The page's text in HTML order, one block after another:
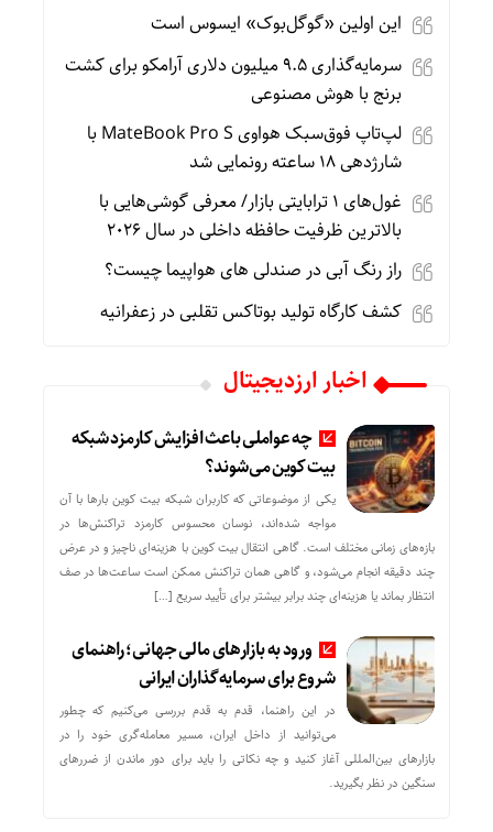
این اولین «گوگل‌بوک» ایسوس است
سرمایه‌گذاری ۹.۵ میلیون دلاری آرامکو برای کشت
برنج با هوش مصنوعی
لپ‌تاپ فوق‌سبک هواوی MateBook Pro S با
شارژدهی ۱۸ ساعته رونمایی شد
غول‌های ۱ ترابایتی بازار/ معرفی گوشی‌هایی با
بالاترین ظرفیت حافظه داخلی در سال ۲۰۲۶
راز رنگ آبی در صندلی های هواپیما چیست؟
کشف کارگاه تولید بوتاکس تقلبی در زعفرانیه
اخبار ارزدیجیتال
چه عواملی باعث افزایش کارمزد شبکه
بیت کوین می‌شوند؟
یکی از موضوعاتی که کاربران شبکه بیت کوین بارها با آن
مواجه شده‌اند، نوسان محسوس کارمزد تراکنش‌ها در
بازه‌های زمانی مختلف است. گاهی انتقال بیت کوین با هزینه‌ای ناچیز و در عرض
چند دقیقه انجام می‌شود، و گاهی همان تراکنش ممکن است ساعت‌ها در صف
انتظار بماند یا هزینه‌ای چند برابر بیشتر برای تأیید سریع […]
ورود به بازارهای مالی جهانی؛ راهنمای
شروع برای سرمایه‌گذاران ایرانی
در این راهنما، قدم به قدم بررسی می‌کنیم که چطور
می‌توانید از داخل ایران، مسیر معامله‌گری خود را در
بازارهای بین‌المللی آغاز کنید و چه نکاتی را باید برای دور ماندن از ضررهای
سنگین در نظر بگیرید.